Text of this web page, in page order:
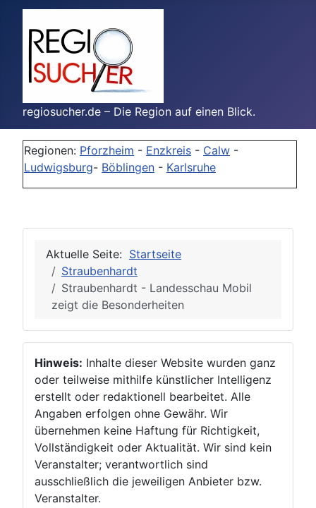
regiosucher.de – Die Region auf einen Blick.
Regionen: Pforzheim - Enzkreis - Calw -
Ludwigsburg- Böblingen - Karlsruhe
Aktuelle Seite: Startseite
Straubenhardt
Straubenhardt - Landesschau Mobil
zeigt die Besonderheiten
Hinweis: Inhalte dieser Website wurden ganz
oder teilweise mithilfe künstlicher Intelligenz
erstellt oder redaktionell bearbeitet. Alle
Angaben erfolgen ohne Gewähr. Wir
übernehmen keine Haftung für Richtigkeit,
Vollständigkeit oder Aktualität. Wir sind kein
Veranstalter; verantwortlich sind
ausschließlich die jeweiligen Anbieter bzw.
Veranstalter.